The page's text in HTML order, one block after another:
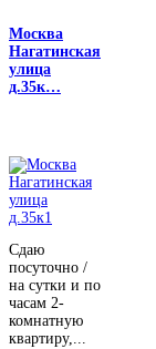
Москва
Нагатинская
улица
д.35к…
Сдаю
посуточно /
на сутки и по
часам 2-
комнатную
квартиру,...